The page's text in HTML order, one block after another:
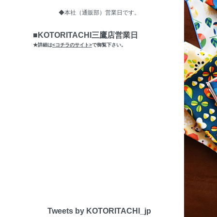
◆本社（通販部）営業日です。
■KOTORITACHI三鷹店営業日
★詳細は<コチラのサイト>で御覧下さい。
Tweets by KOTORITACHI_jp